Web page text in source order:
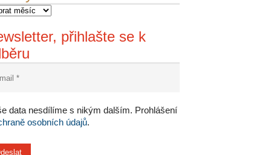
přihlašte se k
data nesdílíme s nikým dalším. Prohlášení
osobních údajů.